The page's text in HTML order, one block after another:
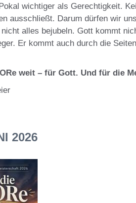
wichtiger als Gerechtigkeit.
ausschließt. Darum dürfen wir
alles bejubeln. Gott kommt
Er kommt auch durch die
weit – für Gott. Und für die
2026